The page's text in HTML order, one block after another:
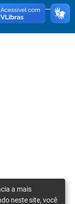
a mais
neste site, você